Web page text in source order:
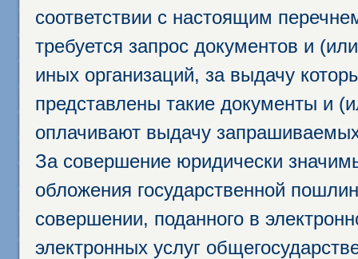
соответствии с настоящим
требуется запрос документов и
иных организаций, за выдачу
представлены такие документы и
оплачивают выдачу
За совершение юридически
обложения государственной
совершении, поданного в
электронных услуг